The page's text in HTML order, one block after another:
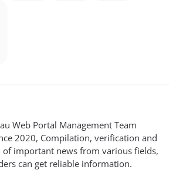
Web Portal Management Team
2020, Compilation, verification and
of important news from various fields,
can get reliable information.